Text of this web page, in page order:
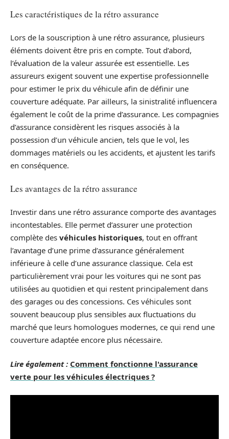
Les caractéristiques de la rétro assurance
Lors de la souscription à une rétro assurance, plusieurs
éléments doivent être pris en compte. Tout d’abord,
l’évaluation de la valeur assurée est essentielle. Les
assureurs exigent souvent une expertise professionnelle
pour estimer le prix du véhicule afin de définir une
couverture adéquate. Par ailleurs, la sinistralité influencera
également le coût de la prime d’assurance. Les compagnies
d’assurance considèrent les risques associés à la
possession d’un véhicule ancien, tels que le vol, les
dommages matériels ou les accidents, et ajustent les tarifs
en conséquence.
Les avantages de la rétro assurance
Investir dans une rétro assurance comporte des avantages
incontestables. Elle permet d’assurer une protection
complète des véhicules historiques, tout en offrant
l’avantage d’une prime d’assurance généralement
inférieure à celle d’une assurance classique. Cela est
particulièrement vrai pour les voitures qui ne sont pas
utilisées au quotidien et qui restent principalement dans
des garages ou des concessions. Ces véhicules sont
souvent beaucoup plus sensibles aux fluctuations du
marché que leurs homologues modernes, ce qui rend une
couverture adaptée encore plus nécessaire.
Lire également : Comment fonctionne l'assurance
verte pour les véhicules électriques ?